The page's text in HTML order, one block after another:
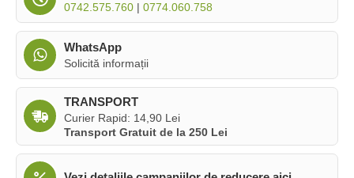
0742.575.760 | 0774.060.758
WhatsApp
Solicită informații
TRANSPORT
Curier Rapid: 14,90 Lei
Transport Gratuit de la 250 Lei